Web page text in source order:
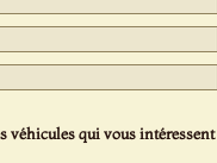
véhicules qui vous intéressent